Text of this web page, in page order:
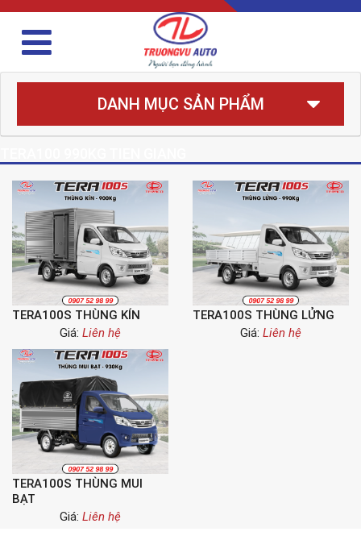
DANH MỤC SẢN PHẨM
TERA100S THÙNG KÍN
Giá: Liên hệ
TERA100S THÙNG LỬNG
Giá: Liên hệ
TERA100S THÙNG MUI
BẠT
Giá: Liên hệ